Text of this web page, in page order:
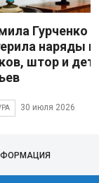
Гурченко
наряды
штор и
30 июля 2026